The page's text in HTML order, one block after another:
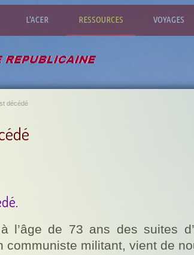
L'ACER RESSOURCES VOYAGES
décédé
l’âge de 73 ans des suites
communiste militant, vient de